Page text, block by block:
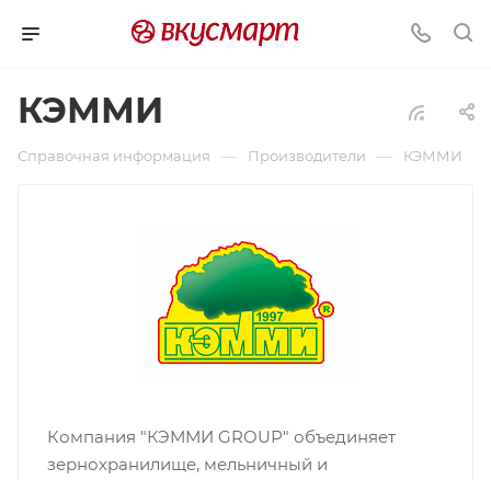
КЭММИ
Справочная информация — Производители — КЭММИ
Компания "КЭММИ GROUP" объединяет
зернохранилище, мельничный и